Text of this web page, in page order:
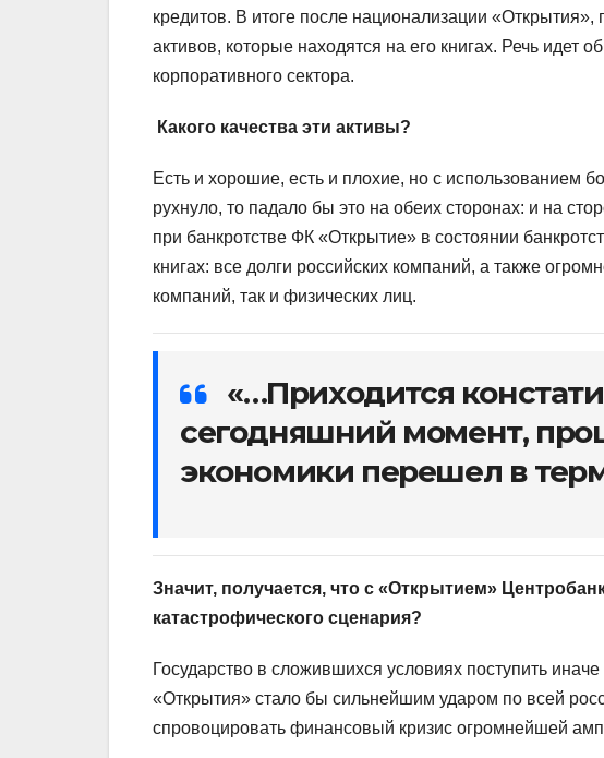
кредитов. В итоге после национализации «Открытия»,
активов, которые находятся на его книгах. Речь идет
корпоративного сектора.
Какого качества эти активы?
Есть и хорошие, есть и плохие, но с использованием
рухнуло, то падало бы это на обеих сторонах: и на
при банкротстве ФК «Открытие» в состоянии
книгах: все долги российских компаний, а также
компаний, так и физических лиц.
«…Приходится
сегодняшний момент,
экономики перешел в
Значит, получается, что с «Открытием»
катастрофического сценария?
Государство в сложившихся условиях поступить
«Открытия» стало бы сильнейшим ударом по всей
спровоцировать финансовый кризис огромнейшей